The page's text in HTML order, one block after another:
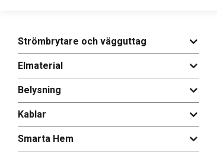
Strömbrytare och vägguttag
Elmaterial
Belysning
Kablar
Smarta Hem